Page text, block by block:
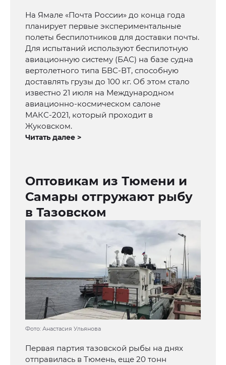
На Ямале «Почта России» до конца года
планирует первые экспериментальные
полеты беспилотников для доставки почты.
Для испытаний используют беспилотную
авиационную систему (БАС) на базе судна
вертолетного типа БВС-ВТ, способную
доставлять грузы до 100 кг. Об этом стало
известно 21 июля на Международном
авиационно-космическом салоне
МАКС-2021, который проходит в
Жуковском.
Читать далее >
Оптовикам из Тюмени и
Самары отгружают рыбу
в Тазовском
Фото: Анастасия Ульянова
Первая партия тазовской рыбы на днях
отправилась в Тюмень, еще 20 тонн